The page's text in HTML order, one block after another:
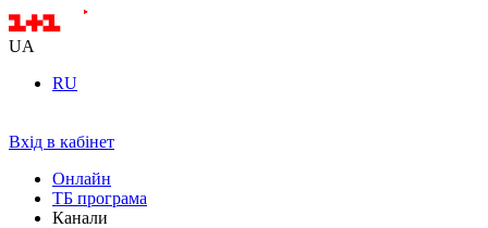
UA
RU
Вхід в кабінет
Онлайн
ТБ програма
Канали